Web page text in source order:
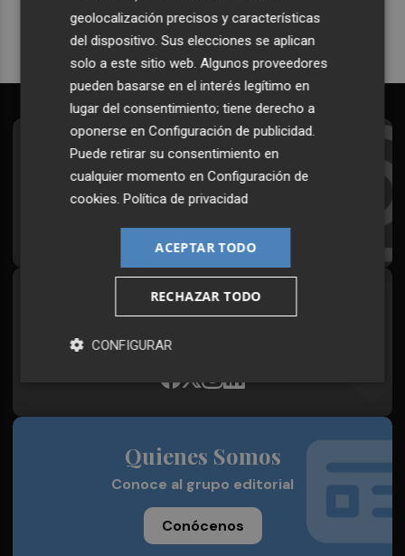
Suscríbete al Boletín
Todos los días a primera hora en tu email
¡Quiero suscribirme!
Síguenos en redes
Plaza Podcast, desde cualquier medio
Quienes Somos
Conoce al grupo editorial
Conócenos
geolocalización precisos y características
del dispositivo. Sus elecciones se aplican
solo a este sitio web. Algunos proveedores
pueden basarse en el interés legítimo en
lugar del consentimiento; tiene derecho a
oponerse enConfiguración de publicidad.
Puede retirar su consentimiento en
cualquier momento enConfiguración de
cookies.Política de privacidad
ACEPTAR TODO
RECHAZAR TODO
CONFIGURAR